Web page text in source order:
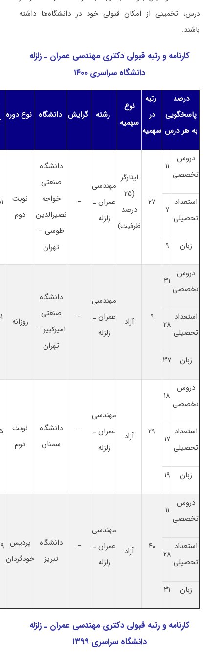
درس، تخمینی از امکان قبولی خود در دانشگاه‌ها داشته
باشند.
کارنامه و رتبه قبولی دکتری ﻣﻬﻨﺪسی ﻋﻤﺮان ـ زلزله
دانشگاه سراسری ۱۴۰۰
درصد
پاسخگویی
به هر درس
رتبه
در
سهمیه
نوع
سهمیه
رشته گرایش دانشگاه نوع دوره
دروس
تخصصی
۱۱
۲۷
ایثارگر
(۲۵
درصد
ظرفیت)
ﻣﻬﻨﺪسی
ﻋﻤﺮان ـ
زلزله
–
دانشگاه
صنعتی
خواجه
نصیرالدین
طوسی –
تهران
نوبت
دوم
استعداد
تحصیلی
۷
زبان ۹
دروس
تخصصی
۳۱
۹ آزاد
ﻣﻬﻨﺪسی
ﻋﻤﺮان ـ
زلزله
–
دانشگاه
صنعتی
امیرکبیر –
تهران
روزانه
استعداد
تحصیلی
۲۸
زبان ۳۷
دروس
تخصصی
۱۸
۲۹ آزاد
ﻣﻬﻨﺪسی
ﻋﻤﺮان ـ
زلزله
–
دانشگاه
سمنان
نوبت
دوم
استعداد
تحصیلی
۱۷
زبان ۱۹
دروس
تخصصی
۱۱
۴۰ آزاد
ﻣﻬﻨﺪسی
ﻋﻤﺮان ـ
زلزله
–
دانشگاه
تبریز
پردیس
خودگردان
استعداد
تحصیلی
۲۸
زبان ۳۱
کارنامه و رتبه قبولی دکتری ﻣﻬﻨﺪسی ﻋﻤﺮان ـ زلزله
دانشگاه سراسری ۱۳۹۹